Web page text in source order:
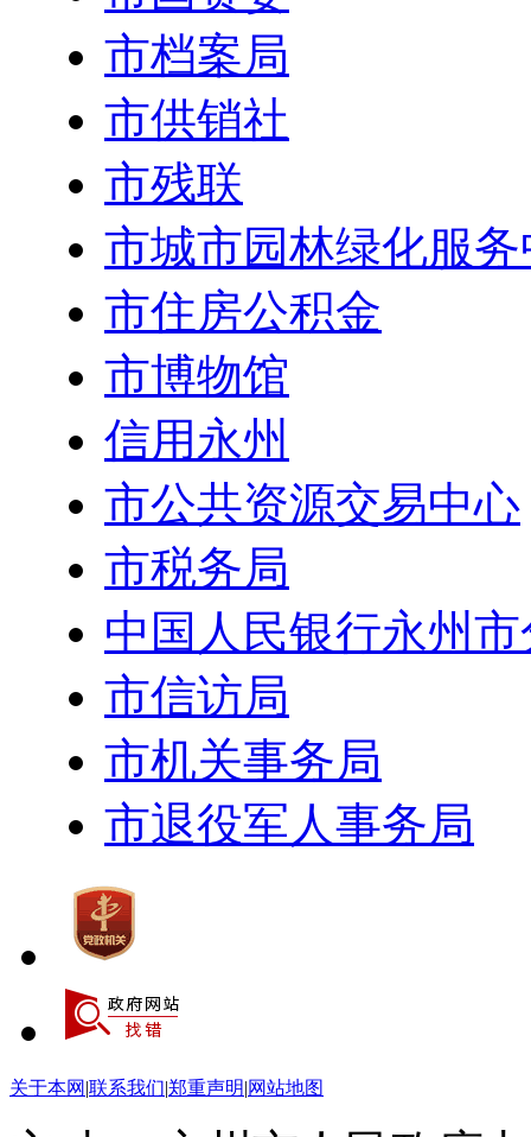
市档案局
市供销社
市残联
市城市园林绿化服
市住房公积金
市博物馆
信用永州
市公共资源交易中心
市税务局
中国人民银行永州
市信访局
市机关事务局
市退役军人事务局
关于本网 |联系我们|郑重声明|网站地图